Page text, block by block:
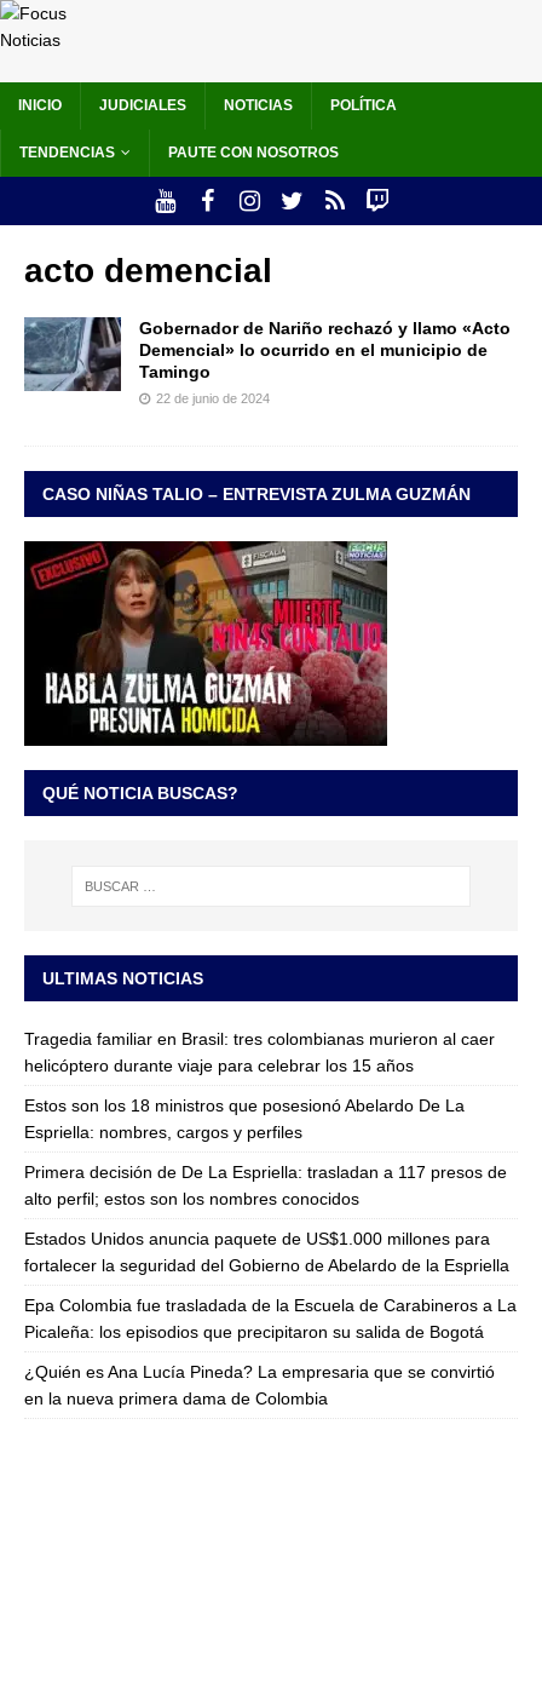
INICIO JUDICIALES NOTICIAS POLÍTICA
TENDENCIAS PAUTE CON NOSOTROS
acto demencial
Gobernador de Nariño rechazó y llamo «Acto
Demencial» lo ocurrido en el municipio de
Tamingo
22 de junio de 2024
CASO NIÑAS TALIO – ENTREVISTA ZULMA GUZMÁN
QUÉ NOTICIA BUSCAS?
ULTIMAS NOTICIAS
Tragedia familiar en Brasil: tres colombianas murieron al caer
helicóptero durante viaje para celebrar los 15 años
Estos son los 18 ministros que posesionó Abelardo De La
Espriella: nombres, cargos y perfiles
Primera decisión de De La Espriella: trasladan a 117 presos de
alto perfil; estos son los nombres conocidos
Estados Unidos anuncia paquete de US$1.000 millones para
fortalecer la seguridad del Gobierno de Abelardo de la Espriella
Epa Colombia fue trasladada de la Escuela de Carabineros a La
Picaleña: los episodios que precipitaron su salida de Bogotá
¿Quién es Ana Lucía Pineda? La empresaria que se convirtió
en la nueva primera dama de Colombia